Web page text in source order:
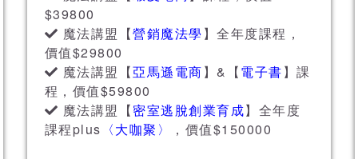
$39800
魔法講盟【營銷魔法學】全年度課程，
價值$29800
魔法講盟【亞馬遜電商】&【電子書】課
程，價值$59800
魔法講盟【密室逃脫創業育成】全年度
課程plus 〈大咖聚〉 ，價值$150000